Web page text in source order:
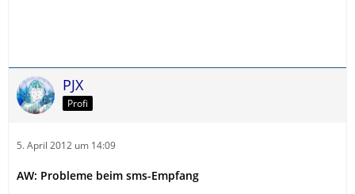
PJX
Profi
5. April 2012 um 14:09
AW: Probleme beim sms-Empfang